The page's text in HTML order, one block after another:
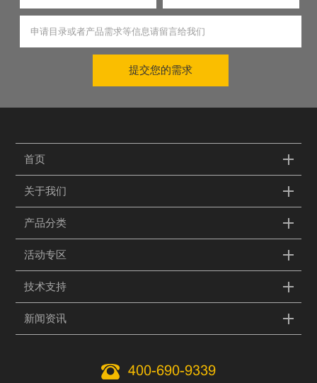
提交您的需求
首页
关于我们
产品分类
活动专区
技术支持
新闻资讯
400-690-9339